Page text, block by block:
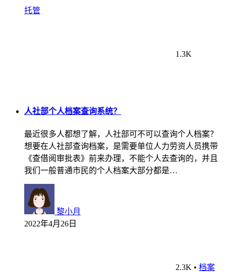
托管
1.3K
人社部个人档案查询系统？
最近很多人都想了解，人社部可不可以查询个人档案？
想要在人社部查询档案，是需要单位人力劳资人员携带
《查借阅审批表》前来办理，不能个人去查询的，并且
我们一般普通市民的个人档案大部分都是…
黎小月
2022年4月26日
2.3K • 档案